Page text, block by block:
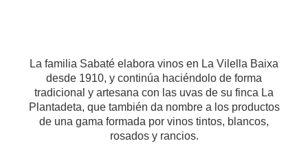
La familia Sabaté elabora vinos en La Vilella Baixa
desde 1910, y continúa haciéndolo de forma
tradicional y artesana con las uvas de su finca La
Plantadeta, que también da nombre a los productos
de una gama formada por vinos tintos, blancos,
rosados y rancios.